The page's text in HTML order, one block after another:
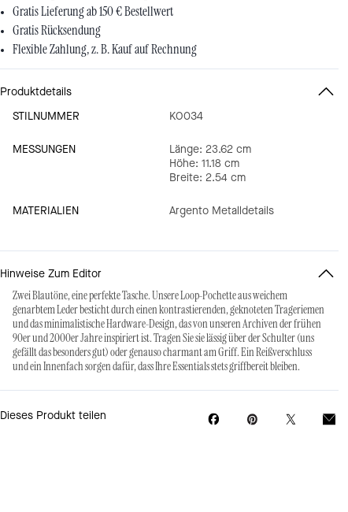
Gratis Lieferung ab 150 € Bestellwert
Gratis Rücksendung
Flexible Zahlung, z. B. Kauf auf Rechnung
Produktdetails
STILNUMMER
KO034
MESSUNGEN
Länge: 23.62 cm
Höhe: 11.18 cm
Breite: 2.54 cm
MATERIALIEN Argento Metalldetails
Hinweise Zum Editor
Zwei Blautöne, eine perfekte Tasche. Unsere Loop-Pochette aus weichem
genarbtem Leder besticht durch einen kontrastierenden, geknoteten Trageriemen
und das minimalistische Hardware-Design, das von unseren Archiven der frühen
90er und 2000er Jahre inspiriert ist. Tragen Sie sie lässig über der Schulter (uns
gefällt das besonders gut) oder genauso charmant am Griff. Ein Reißverschluss
und ein Innenfach sorgen dafür, dass Ihre Essentials stets griffbereit bleiben.
Dieses Produkt teilen